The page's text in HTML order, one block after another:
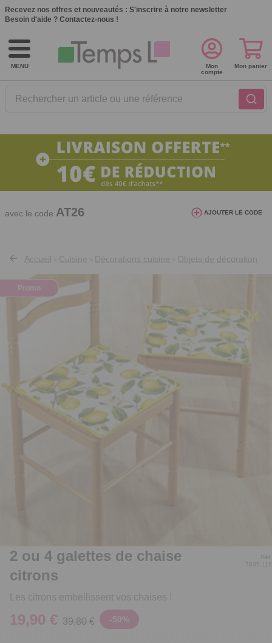
Recevez nos offres et nouveautés : S'inscrire à notre newsletter
Besoin d'aide ? Contactez-nous !
MENU
Rechercher un article ou une référence
Mon
compte
Mon panier
10€ de réduction dès 40€ d'achat. Offre
valable du 03/08/2026 au 12/08/2026.
avec le code AT26
AJOUTER LE CODE
Accueil Cuisine Décorations cuisine Objets de décoration
Promo
2 ou 4 galettes de chaise
citrons
Les citrons embellissent vos chaises !
Réf.
7835.119
19,90 € 39,80 € -50%